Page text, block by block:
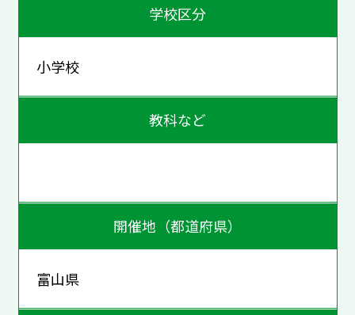
学校区分
小学校
教科など
開催地（都道府県）
富山県